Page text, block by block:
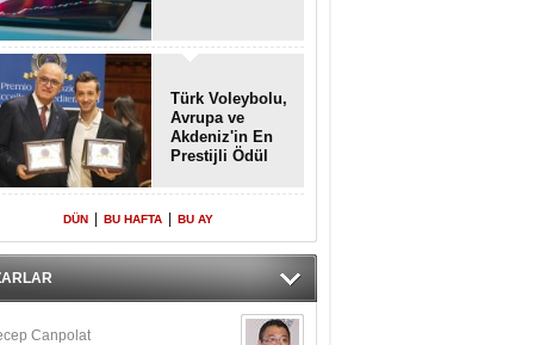
Türk Voleybolu,
Avrupa ve
Akdeniz'in En
Prestijli Ödül
Yeniden Onur
Konuğu
DÜN BU HAFTA BU AY
Canpolat